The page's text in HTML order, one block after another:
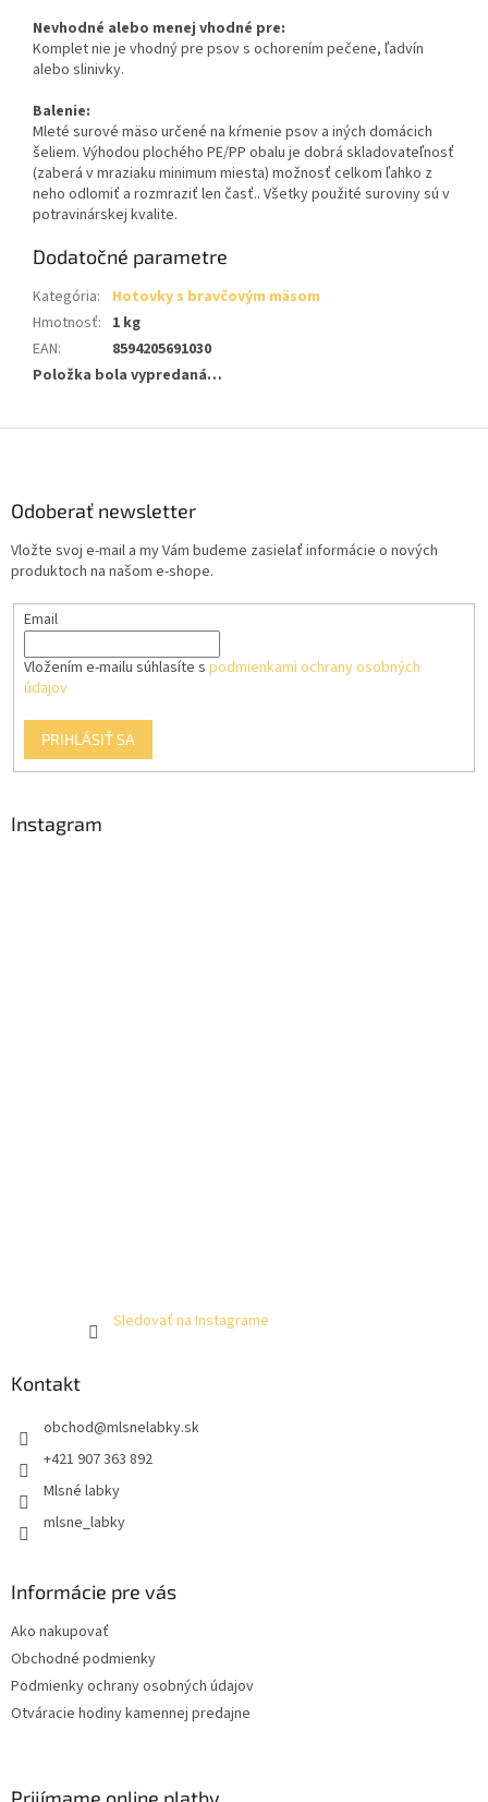
Nevhodné alebo menej vhodné pre:
Komplet nie je vhodný pre psov s ochorením pečene, ľadvín
alebo slinivky.
Balenie:
Mleté surové mäso určené na kŕmenie psov a iných domácich
šeliem. Výhodou plochého PE/PP obalu je dobrá skladovateľnosť
(zaberá v mraziaku minimum miesta) možnosť celkom ľahko z
neho odlomiť a rozmraziť len časť.. Všetky použité suroviny sú v
potravinárskej kvalite.
Dodatočné parametre
Kategória:
Hotovky s bravčovým mäsom
Hmotnosť: 1 kg
EAN:
8594205691030
Položka bola vypredaná…
Odoberať newsletter
Vložte svoj e-mail a my Vám budeme zasielať informácie o nových
produktoch na našom e-shope.
Email
Vložením e-mailu súhlasíte s podmienkami ochrany osobných
údajov
PRIHLÁSIŤ SA
Instagram
Sledovať na Instagrame
Kontakt
obchod@mlsnelabky.sk
+421 907 363 892
Mlsné labky
mlsne_labky
Informácie pre vás
Ako nakupovať
Obchodné podmienky
Podmienky ochrany osobných údajov
Otváracie hodiny kamennej predajne
Prijímame online platby